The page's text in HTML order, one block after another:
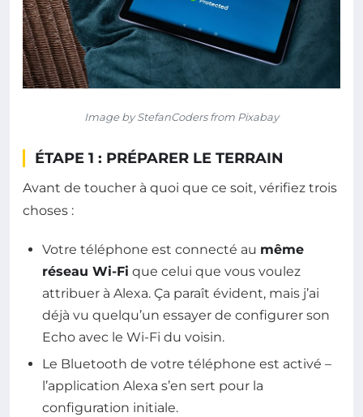
Image by StefanCoders from Pixabay
ÉTAPE 1 : PRÉPARER LE TERRAIN
Avant de toucher à quoi que ce soit, vérifiez trois
choses :
Votre téléphone est connecté au même
réseau Wi-Fi que celui que vous voulez
attribuer à Alexa. Ça paraît évident, mais j’ai
déjà vu quelqu’un essayer de configurer son
Echo avec le Wi-Fi du voisin.
Le Bluetooth de votre téléphone est activé –
l’application Alexa s’en sert pour la
configuration initiale.